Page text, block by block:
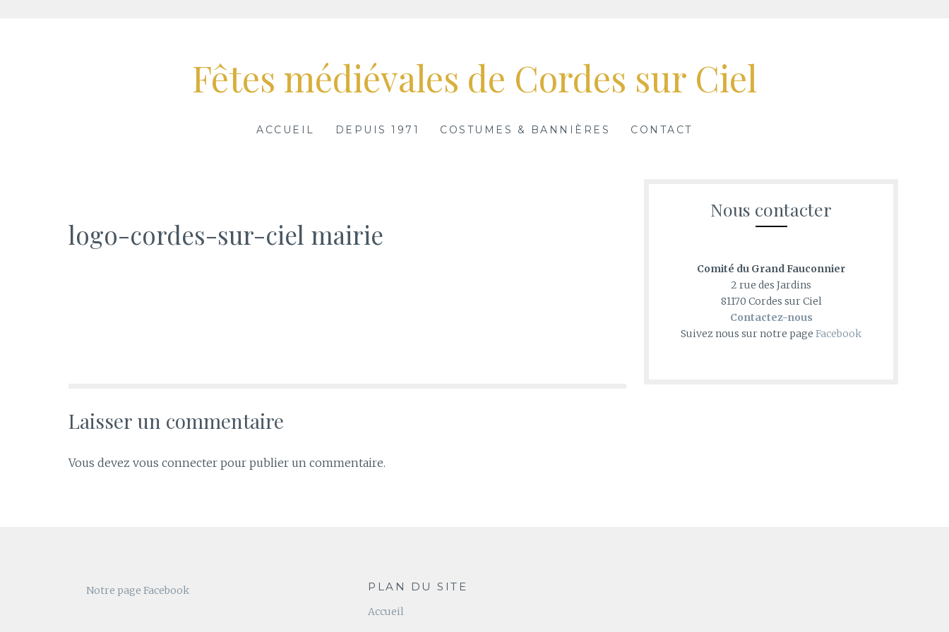
Fêtes médiévales de Cordes sur Ciel
ACCUEIL DEPUIS 1971 COSTUMES & BANNIÈRES CONTACT
logo-cordes-sur-ciel mairie
Laisser un commentaire
Vous devez vous connecter pour publier un commentaire.
Nous contacter
Comité du Grand Fauconnier
2 rue des Jardins
81170 Cordes sur Ciel
Contactez-nous
Suivez nous sur notre page Facebook
Notre page Facebook PLAN DU SITE
Accueil